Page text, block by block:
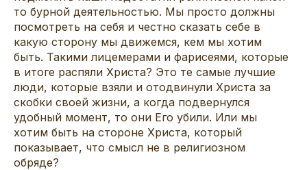
то бурной деятельностью. Мы просто должны
посмотреть на себя и честно сказать себе в
какую сторону мы движемся, кем мы хотим
быть. Такими лицемерами и фарисеями, которые
в итоге распяли Христа? Это те самые лучшие
люди, которые взяли и отодвинули Христа за
скобки своей жизни, а когда подвернулся
удобный момент, то они Его убили. Или мы
хотим быть на стороне Христа, который
показывает, что смысл не в религиозном
обряде?